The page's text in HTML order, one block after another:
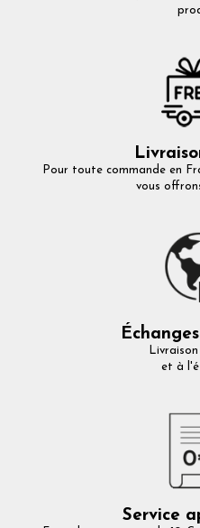
Pour toute commande en
vous
et à
Service